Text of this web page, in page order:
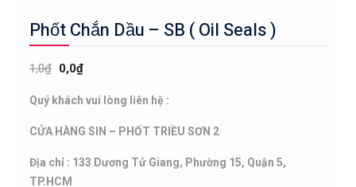
Phốt Chắn Dầu – SB ( Oil Seals )
1,0₫ 0,0₫
Quý khách vui lòng liên hệ :
CỬA HÀNG SIN – PHỐT TRIỀU SƠN 2
Địa chỉ : 133 Dương Tử Giang, Phường 15, Quận 5,
TP.HCM